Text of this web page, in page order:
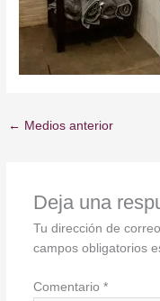
← Medios anterior
Deja una
Tu dirección de
campos obligatorios
Comentario *